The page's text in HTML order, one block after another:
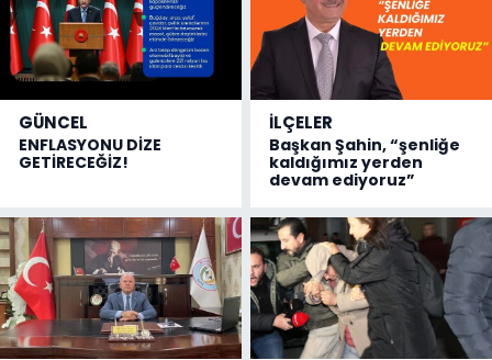
GÜNCEL
ENFLASYONU DİZE
GETİRECEĞİZ!
İLÇELER
Başkan Şahin, “şenliğe
kaldığımız yerden
devam ediyoruz”